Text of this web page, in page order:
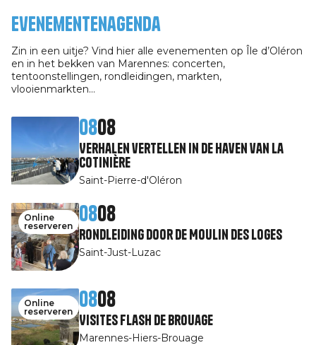
Evenementenagenda
Zin in een uitje? Vind hier alle evenementen op Île d’Oléron
en in het bekken van Marennes: concerten,
tentoonstellingen, rondleidingen, markten,
vlooienmarkten…
0808
Verhalen vertellen in de haven van La
Cotinière
Saint-Pierre-d'Oléron
Online
reserveren
0808
Rondleiding door de Moulin des Loges
Saint-Just-Luzac
Online
reserveren
0808
Visites Flash de Brouage
Marennes-Hiers-Brouage